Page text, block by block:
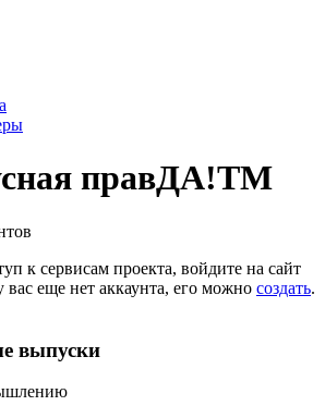
правДА!TM
к сервисам проекта, войдите на сайт
вас еще нет аккаунта, его можно создать.
выпуски